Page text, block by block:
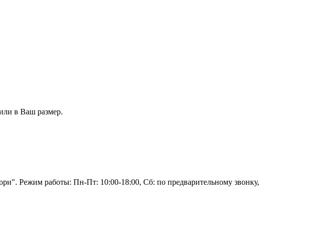
в Ваш размер.
Режим работы: Пн-Пт: 10:00-18:00, Сб: по предварительному звонку,